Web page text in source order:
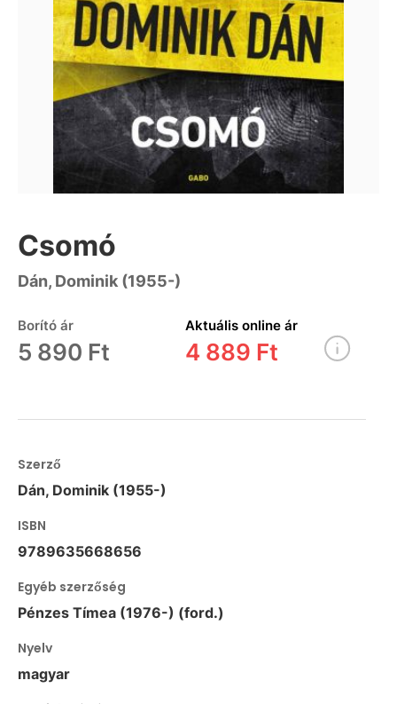
Csomó
Dán, Dominik (1955-)
Borító ár
5 890 Ft
Aktuális online ár
4 889 Ft
Szerző
Dán, Dominik (1955-)
ISBN
9789635668656
Egyéb szerzőség
Pénzes Tímea (1976-) (ford.)
Nyelv
magyar